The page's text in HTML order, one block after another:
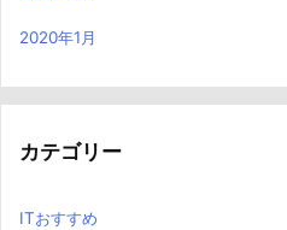
2020年1月
カテゴリー
ITおすすめ